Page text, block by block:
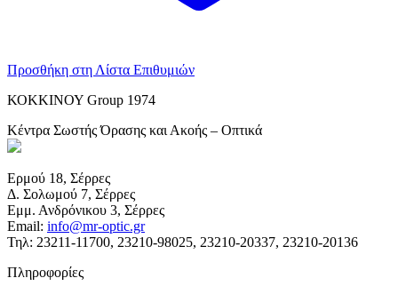
Προσθήκη στη Λίστα Επιθυμιών
ΚΟΚΚΙΝΟΥ Group 1974
Κέντρα Σωστής Όρασης και Ακοής – Οπτικά
Ερμού 18, Σέρρες
Δ. Σολωμού 7, Σέρρες
Εμμ. Ανδρόνικου 3, Σέρρες
Email: info@mr-optic.gr
Τηλ: 23211-11700, 23210-98025, 23210-20337, 23210-20136
Πληροφορίες